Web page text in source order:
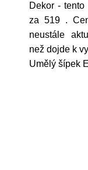
Dekor -
za 519 .
neustále
než dojde k
Umělý šípek